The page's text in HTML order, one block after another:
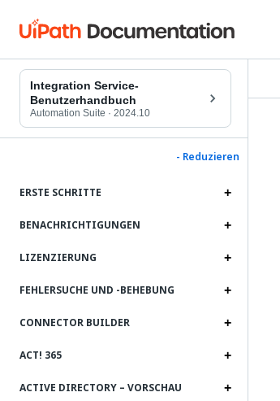
Integration Service-
Benutzerhandbuch
Automation Suite · 2024.10
- Reduzieren
ERSTE SCHRITTE
BENACHRICHTIGUNGEN
LIZENZIERUNG
FEHLERSUCHE UND ‑BEHEBUNG
CONNECTOR BUILDER
ACT! 365
ACTIVE DIRECTORY – VORSCHAU